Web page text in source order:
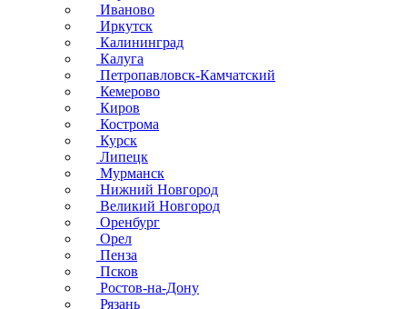
Иваново
Иркутск
Калининград
Калуга
Петропавловск-Камчатский
Кемерово
Киров
Кострома
Курск
Липецк
Мурманск
Нижний Новгород
Великий Новгород
Оренбург
Орел
Пенза
Псков
Ростов-на-Дону
Рязань